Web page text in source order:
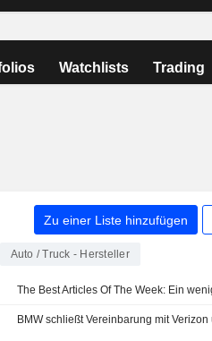
Watchlists Trading
Zu einer Liste hinzufügen
Auto / Truck - Hersteller